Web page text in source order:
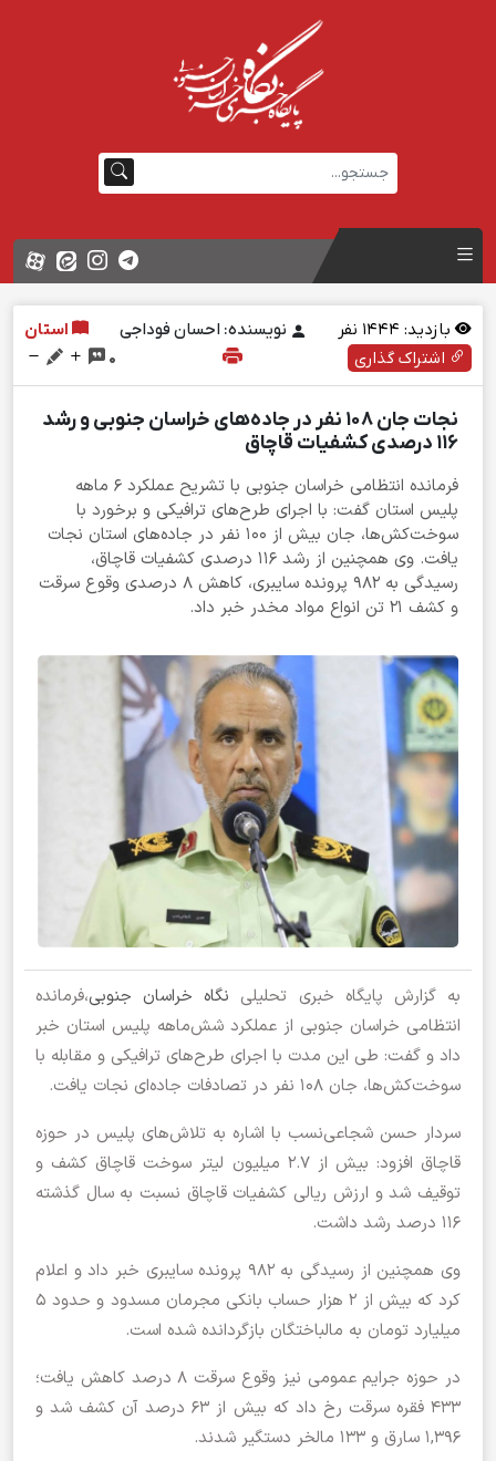
بازدید: نفر نویسنده: احسان فوداجی
استان
اشتراک گذاری
0
نجات جان ۱۰۸ نفر در جاده‌های خراسان جنوبی و رشد
۱۱۶ درصدی کشفیات قاچاق
فرمانده انتظامی خراسان جنوبی با تشریح عملکرد ۶ ماهه
پلیس استان گفت: با اجرای طرح‌های ترافیکی و برخورد با
سوخت‌کش‌ها، جان بیش از ۱۰۰ نفر در جاده‌های استان نجات
یافت. وی همچنین از رشد ۱۱۶ درصدی کشفیات قاچاق،
رسیدگی به ۹۸۲ پرونده سایبری، کاهش ۸ درصدی وقوع سرقت
و کشف ۲۱ تن انواع مواد مخدر خبر داد.
به گزارش پایگاه خبری تحلیلی نگاه خراسان جنوبی،فرمانده
انتظامی خراسان جنوبی از عملکرد شش‌ماهه پلیس استان خبر
داد و گفت: طی این مدت با اجرای طرح‌های ترافیکی و مقابله با
سوخت‌کش‌ها، جان ۱۰۸ نفر در تصادفات جاده‌ای نجات یافت.
سردار حسن شجاعی‌نسب با اشاره به تلاش‌های پلیس در حوزه
قاچاق افزود: بیش از ۲.۷ میلیون لیتر سوخت قاچاق کشف و
توقیف شد و ارزش ریالی کشفیات قاچاق نسبت به سال گذشته
۱۱۶ درصد رشد داشت.
وی همچنین از رسیدگی به ۹۸۲ پرونده سایبری خبر داد و اعلام
کرد که بیش از ۲ هزار حساب بانکی مجرمان مسدود و حدود ۵
میلیارد تومان به مالباختگان بازگردانده شده است.
در حوزه جرایم عمومی نیز وقوع سرقت ۸ درصد کاهش یافت؛
۴۳۳ فقره سرقت رخ داد که بیش از ۶۳ درصد آن کشف شد و
۱,۳۹۶ سارق و ۱۳۳ مالخر دستگیر شدند.